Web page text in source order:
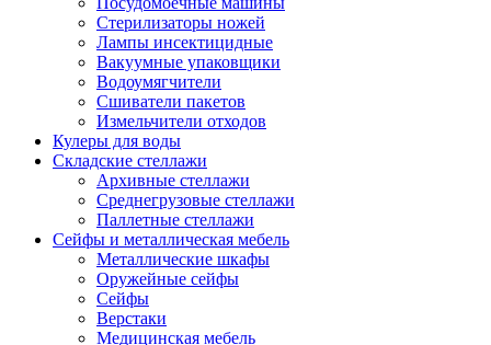
Стерилизаторы ножей
Лампы инсектицидные
Вакуумные упаковщики
Водоумягчители
Сшиватели пакетов
Измельчители отходов
Кулеры для воды
Складские стеллажи
Архивные стеллажи
Среднегрузовые стеллажи
Паллетные стеллажи
Сейфы и металлическая мебель
Металлические шкафы
Оружейные сейфы
Сейфы
Верстаки
Медицинская мебель